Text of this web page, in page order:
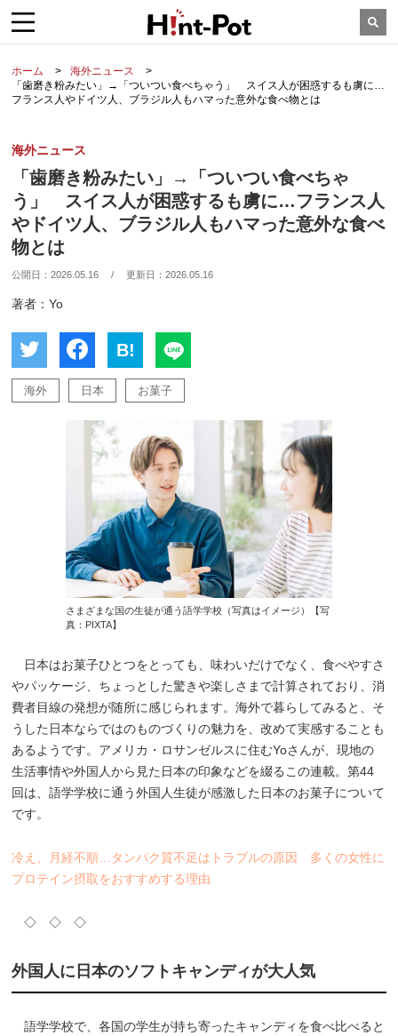
ホーム
海外ニュース
「歯磨き粉みたい」→「ついつい食べちゃう」 スイス人が困惑するも虜に…
フランス人やドイツ人、ブラジル人もハマった意外な食べ物とは
海外ニュース
「歯磨き粉みたい」→「ついつい食べちゃ
う」 スイス人が困惑するも虜に…フランス人
やドイツ人、ブラジル人もハマった意外な食べ
物とは
公開日：2026.05.16 / 更新日：2026.05.16
著者：Yo
B!
海外 日本 お菓子
さまざまな国の生徒が通う語学学校（写真はイメージ）【写
真：PIXTA】
日本はお菓子ひとつをとっても、味わいだけでなく、食べやすさ
やパッケージ、ちょっとした驚きや楽しさまで計算されており、消
費者目線の発想が随所に感じられます。海外で暮らしてみると、そ
うした日本ならではのものづくりの魅力を、改めて実感することも
あるようです。アメリカ・ロサンゼルスに住むYoさんが、現地の
生活事情や外国人から見た日本の印象などを綴るこの連載。第44
回は、語学学校に通う外国人生徒が感激した日本のお菓子について
です。
冷え、月経不順…タンパク質不足はトラブルの原因 多くの女性に
プロテイン摂取をおすすめする理由
◇ ◇ ◇
外国人に日本のソフトキャンディが大人気
語学学校で、各国の学生が持ち寄ったキャンディを食べ比べると